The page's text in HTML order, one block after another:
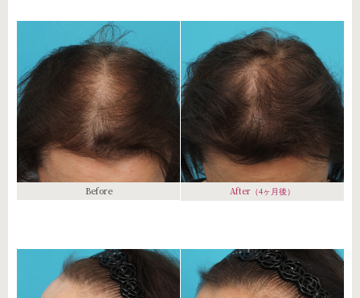
Before After （4ヶ月後）